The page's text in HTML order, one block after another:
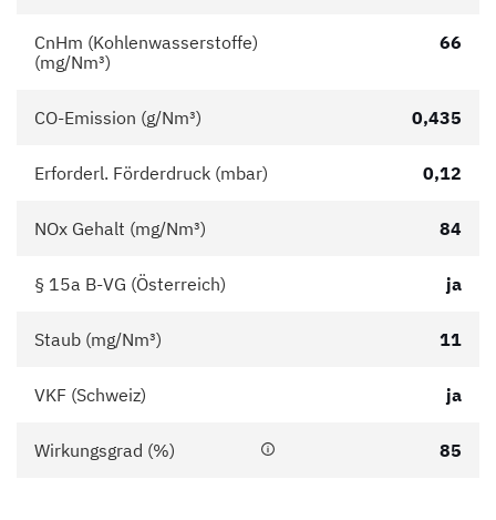
CnHm (Kohlenwasserstoffe)
(mg/Nm³)
66
CO-Emission (g/Nm³) 0,435
Erforderl. Förderdruck (mbar) 0,12
NOx Gehalt (mg/Nm³) 84
§ 15a B-VG (Österreich) ja
Staub (mg/Nm³) 11
VKF (Schweiz) ja
Wirkungsgrad (%) 85